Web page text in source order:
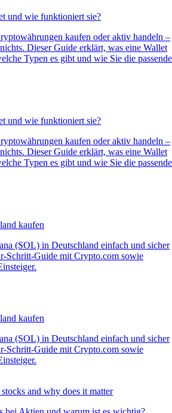
und wie funktioniert sie?
kaufen oder aktiv handeln –
Dieser Guide erklärt, was eine Wallet
Typen es gibt und wie Sie die passende
und wie funktioniert sie?
kaufen oder aktiv handeln –
Dieser Guide erklärt, was eine Wallet
Typen es gibt und wie Sie die passende
kaufen
(SOL) in Deutschland einfach und sicher
Schritt-Guide mit Crypto.com sowie
kaufen
(SOL) in Deutschland einfach und sicher
Schritt-Guide mit Crypto.com sowie